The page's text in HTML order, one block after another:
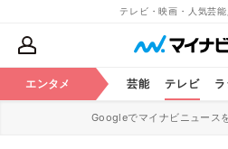
テレビ・映画・人気芸
エンタメ 芸能 テレビ
Googleでマイナビニュース